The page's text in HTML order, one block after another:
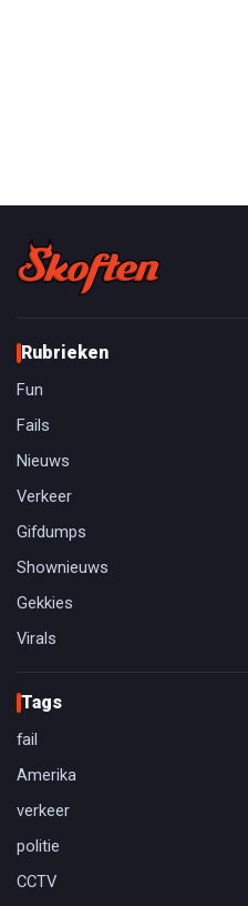
Rubrieken
Fun
Fails
Nieuws
Verkeer
Gifdumps
Shownieuws
Gekkies
Virals
Tags
fail
Amerika
verkeer
politie
CCTV